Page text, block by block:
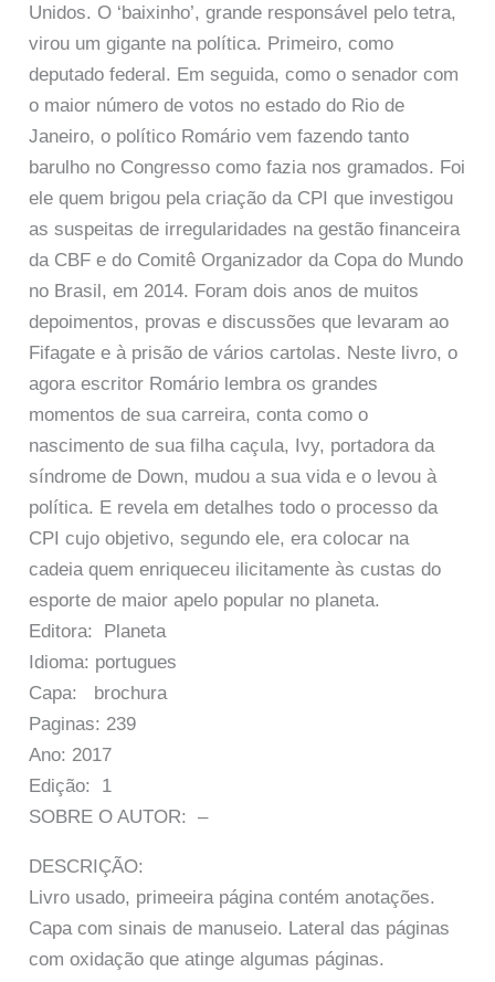
Unidos. O ‘baixinho’, grande responsável pelo tetra,
virou um gigante na política. Primeiro, como
deputado federal. Em seguida, como o senador com
o maior número de votos no estado do Rio de
Janeiro, o político Romário vem fazendo tanto
barulho no Congresso como fazia nos gramados. Foi
ele quem brigou pela criação da CPI que investigou
as suspeitas de irregularidades na gestão financeira
da CBF e do Comitê Organizador da Copa do Mundo
no Brasil, em 2014. Foram dois anos de muitos
depoimentos, provas e discussões que levaram ao
Fifagate e à prisão de vários cartolas. Neste livro, o
agora escritor Romário lembra os grandes
momentos de sua carreira, conta como o
nascimento de sua filha caçula, Ivy, portadora da
síndrome de Down, mudou a sua vida e o levou à
política. E revela em detalhes todo o processo da
CPI cujo objetivo, segundo ele, era colocar na
cadeia quem enriqueceu ilicitamente às custas do
esporte de maior apelo popular no planeta.
Editora: Planeta
Idioma: portugues
Capa: brochura
Paginas: 239
Ano: 2017
Edição: 1
SOBRE O AUTOR: –
DESCRIÇÃO:
Livro usado, primeeira página contém anotações.
Capa com sinais de manuseio. Lateral das páginas
com oxidação que atinge algumas páginas.